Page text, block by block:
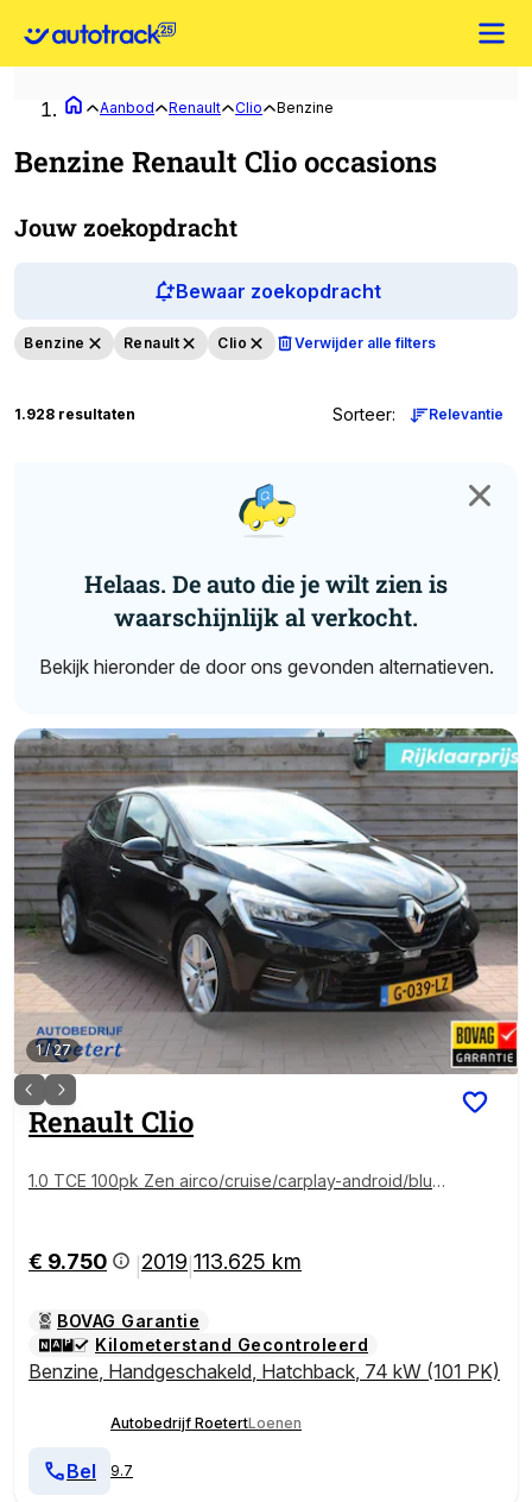
Aanbod Renault Clio Benzine
Benzine Renault Clio occasions
Jouw zoekopdracht
Bewaar zoekopdracht
Benzine Renault Clio Verwijder alle filters
1.928 resultaten Sorteer: Relevantie
Helaas. De auto die je wilt zien is
waarschijnlijk al verkocht.
Bekijk hieronder de door ons gevonden alternatieven.
1/27
Renault Clio
1.0 TCE 100pk Zen airco/cruise/carplay-android/blue
€ 9.750 2019 113.625 km
BOVAG Garantie
Kilometerstand Gecontroleerd
Benzine, Handgeschakeld, Hatchback, 74 kW (101 PK)
Autobedrijf RoetertLoenen
9.7
Bel